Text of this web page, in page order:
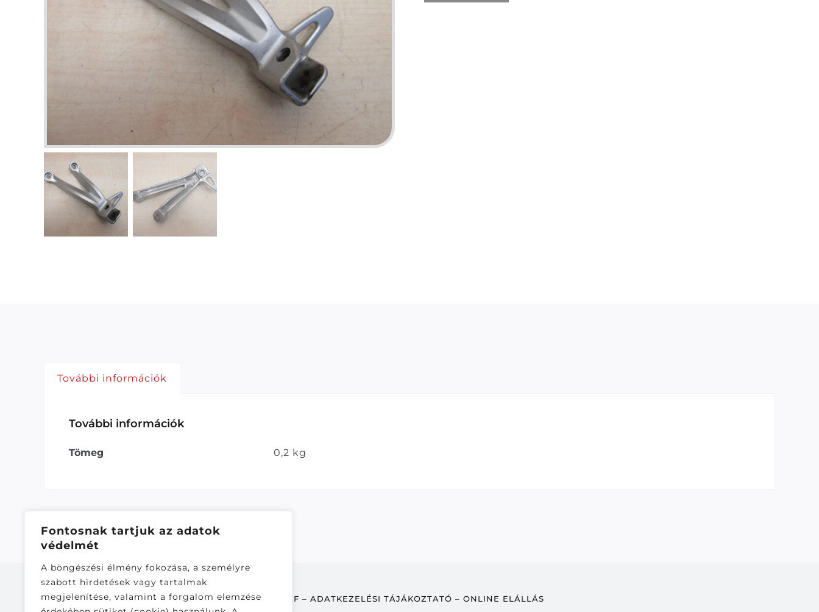
Fontosnak tartjuk az adatok
védelmét
A böngészési élmény fokozása, a személyre
szabott hirdetések vagy tartalmak
megjelenítése, valamint a forgalom elemzése
További információk
További információk
Tömeg 0,2 kg
ÁSZF – ADATKEZELÉSI TÁJÁKOZTATÓ – ONLINE ELÁLLÁS